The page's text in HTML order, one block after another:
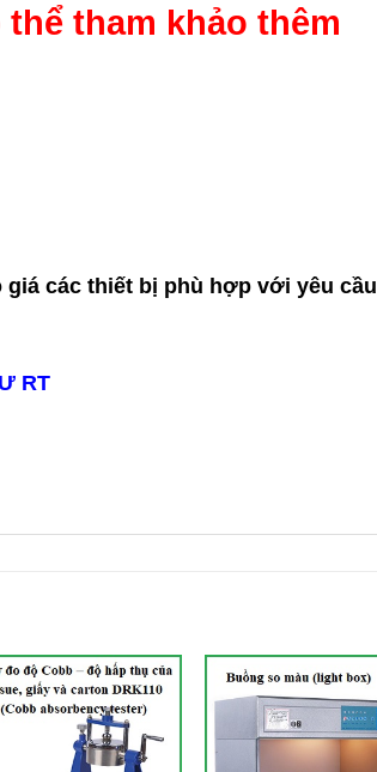
tham khảo thêm
các thiết bị phù hợp với yêu cầu
RT